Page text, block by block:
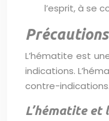
l’esprit, à se
L’hématite est
indications.
contre-indications.
L’hématite et